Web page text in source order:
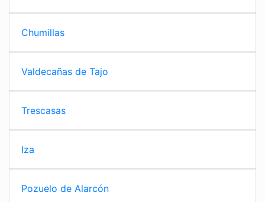
Chumillas
Valdecañas de Tajo
Trescasas
Iza
Pozuelo de Alarcón